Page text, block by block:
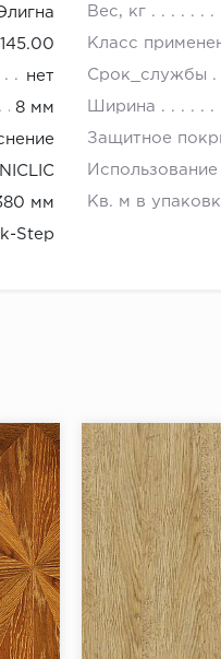
Вес, кг
1145.00 Класс
нет Срок_службы
8 мм Ширина
Защитное
мм Кв. м в
Step